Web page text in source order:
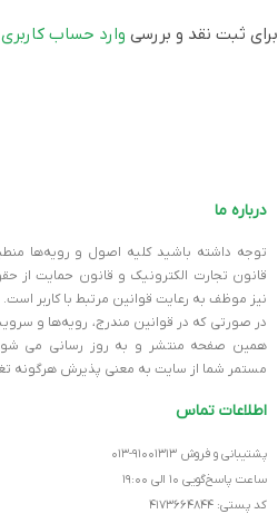
پورت USB 2.0
پورت USB 3.2 GEN 2
DISPLAYPORT
کانکتور M.2
کانکتور SATA 3.0
کارت صدا
برای ثبت نقد و بررسی وارد حساب
درباره ما
توجه داشته باشید کلیه اصول و رویه‏‌ها
قانون تجارت الکترونیک و قانون حمایت از
نیز موظف به رعایت قوانین مرتبط با کاربر است.
در صورتی که در قوانین مندرج، رویه‏‌ها و
همین صفحه منتشر و به روز رسانی می
مستمر شما از سایت به معنی پذیرش هرگونه
اطلاعات تماس
پشتیبانی و فروش ۹۱۰۰۱۳۱۳-۰۱۳
ساعت پاسخ‌گویی ۱۰ الی ۱۹:۰۰
کد پستی: ۴۱۷۳۶۶۴۸۴۴